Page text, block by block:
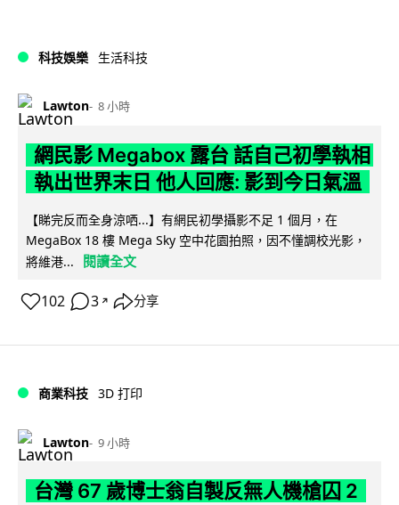
科技娛樂 生活科技
Lawton 8 小時
網民影 Megabox 露台 話自己初學執相
執出世界末日 他人回應: 影到今日氣溫
【睇完反而全身涼哂...】有網民初學攝影不足 1 個月，在
MegaBox 18 樓 Mega Sky 空中花園拍照，因不懂調校光影，
將維港...
閱讀全文
102 3 ↗ 分享
商業科技 3D 打印
Lawton 9 小時
台灣 67 歲博士翁自製反無人機槍囚 2